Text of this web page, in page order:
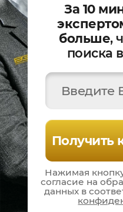
За 10
больше,
поиска
Введите
Получить
Нажимая
согласие на
данных в